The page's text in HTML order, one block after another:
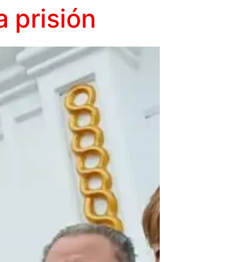
prisión